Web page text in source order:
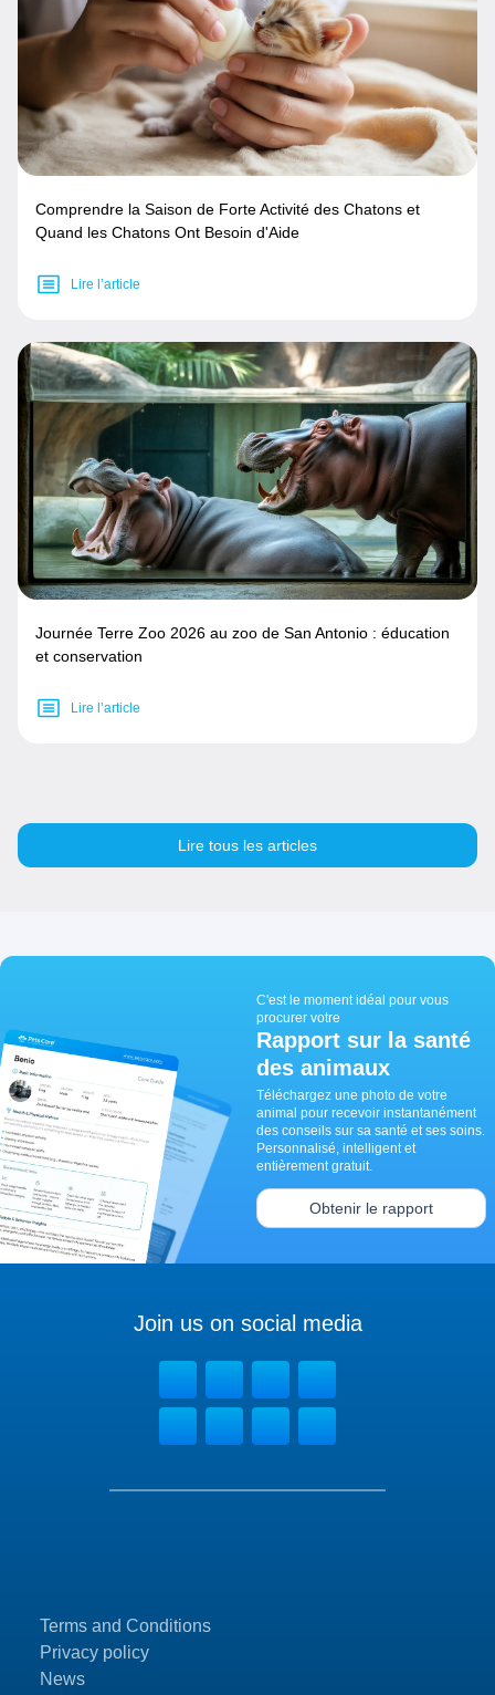
Comprendre la Saison de Forte Activité des Chatons et
Quand les Chatons Ont Besoin d'Aide
Lire l’article
Journée Terre Zoo 2026 au zoo de San Antonio : éducation
et conservation
Lire l’article
Lire tous les articles
C'est le moment idéal pour vous
procurer votre
Rapport sur la santé
des animaux
Téléchargez une photo de votre
animal pour recevoir instantanément
des conseils sur sa santé et ses soins.
Personnalisé, intelligent et
entièrement gratuit.
Obtenir le rapport
Terms and Conditions
Privacy policy
News
Join us on social media